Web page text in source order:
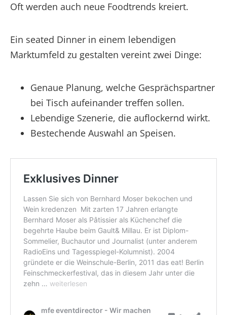
Oft werden auch neue Foodtrends kreiert.
Ein seated Dinner in einem lebendigen
Marktumfeld zu gestalten vereint zwei Dinge:
Genaue Planung, welche Gesprächspartner
bei Tisch aufeinander treffen sollen.
Lebendige Szenerie, die auflockernd wirkt.
Bestechende Auswahl an Speisen.